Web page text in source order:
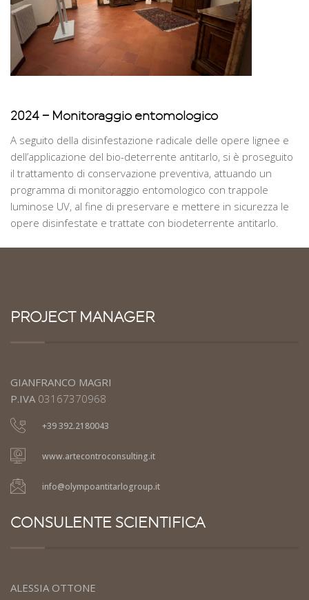
2024 – Monitoraggio entomologico
A seguito della disinfestazione radicale delle opere lignee e
dell’applicazione del bio-deterrente antitarlo, si è proseguito
il trattamento di conservazione preventiva, attuando un
programma di monitoraggio entomologico con trappole
luminose UV, al fine di preservare e mettere in sicurezza le
opere disinfestate e trattate con biodeterrente antitarlo.
PROJECT MANAGER
GIANFRANCO MAGRI
P.IVA03167370968
+39 392.2180043
www.artecontroconsulting.it
info@olympoantitarlogroup.it
CONSULENTE SCIENTIFICA
ALESSIA OTTONE